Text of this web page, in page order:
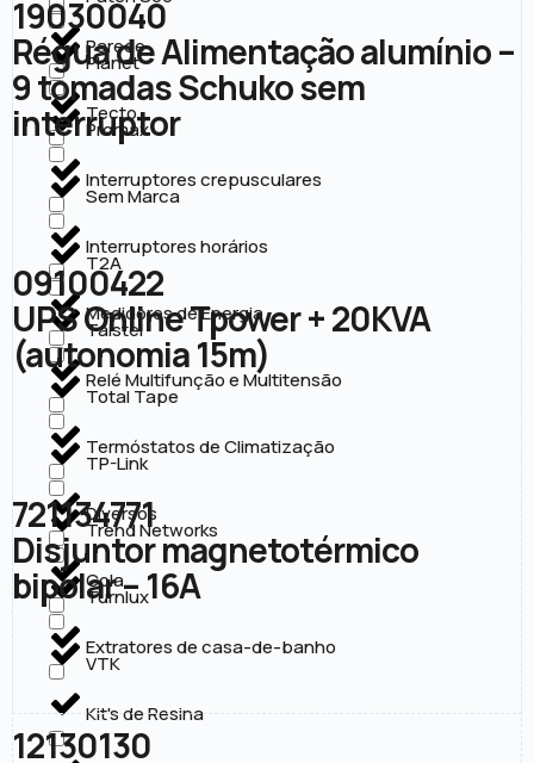
Parede
Tecto
Interruptores crepusculares
Interruptores horários
Medidores de Energia
Relé Multifunção e Multitensão
Termóstatos de Climatização
Diversos
Cola
Extratores de casa-de-banho
Kit's de Resina
Planet
Promax
Sem Marca
T2A
Taistel
Total Tape
TP-Link
Trend Networks
Turnlux
VTK
19030040
Régua de Alimentação alumínio –
9 tomadas Schuko sem
interruptor
09100422
UPS Online Tpower + 20KVA
(autonomia 15m)
721134771
Disjuntor magnetotérmico
bipolar – 16A
12130130